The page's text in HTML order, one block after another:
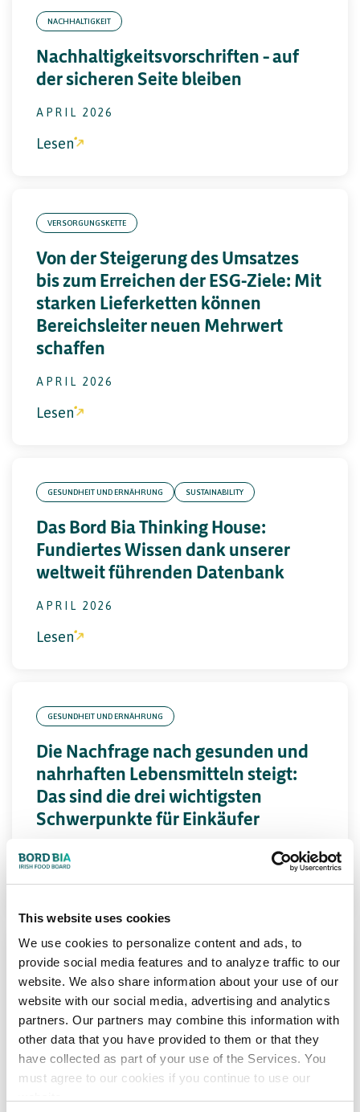
This website uses cookies
We use cookies to personalize content and ads, to
provide social media features and to analyze traffic to our
website. We also share information about your use of our
website with our social media, advertising and analytics
partners. Our partners may combine this information with
other data that you have provided to them or that they
have collected as part of your use of the Services. You
must agree to our cookies if you continue to use our
NACHHALTIGKEIT
Nachhaltigkeitsvorschriften – auf
der sicheren Seite bleiben
APRIL 2026
Lesen
VERSORGUNGSKETTE
Von der Steigerung des Umsatzes
bis zum Erreichen der ESG-Ziele: Mit
starken Lieferketten können
Bereichsleiter neuen Mehrwert
schaffen
APRIL 2026
Lesen
GESUNDHEIT UND ERNÄHRUNG SUSTAINABILITY
Das Bord Bia Thinking House:
Fundiertes Wissen dank unserer
weltweit führenden Datenbank
APRIL 2026
Lesen
GESUNDHEIT UND ERNÄHRUNG
Die Nachfrage nach gesunden und
nahrhaften Lebensmitteln steigt:
Das sind die drei wichtigsten
Schwerpunkte für Einkäufer
APRIL 2026
Lesen
NACHHALTIGKEIT SUSTAINABILITY
Von der Stärkung der
Pflanzenresistenz bis hin zur
Reduzierung von
Lebensmittelverschwendung:
Zentrale Innovationstrends für